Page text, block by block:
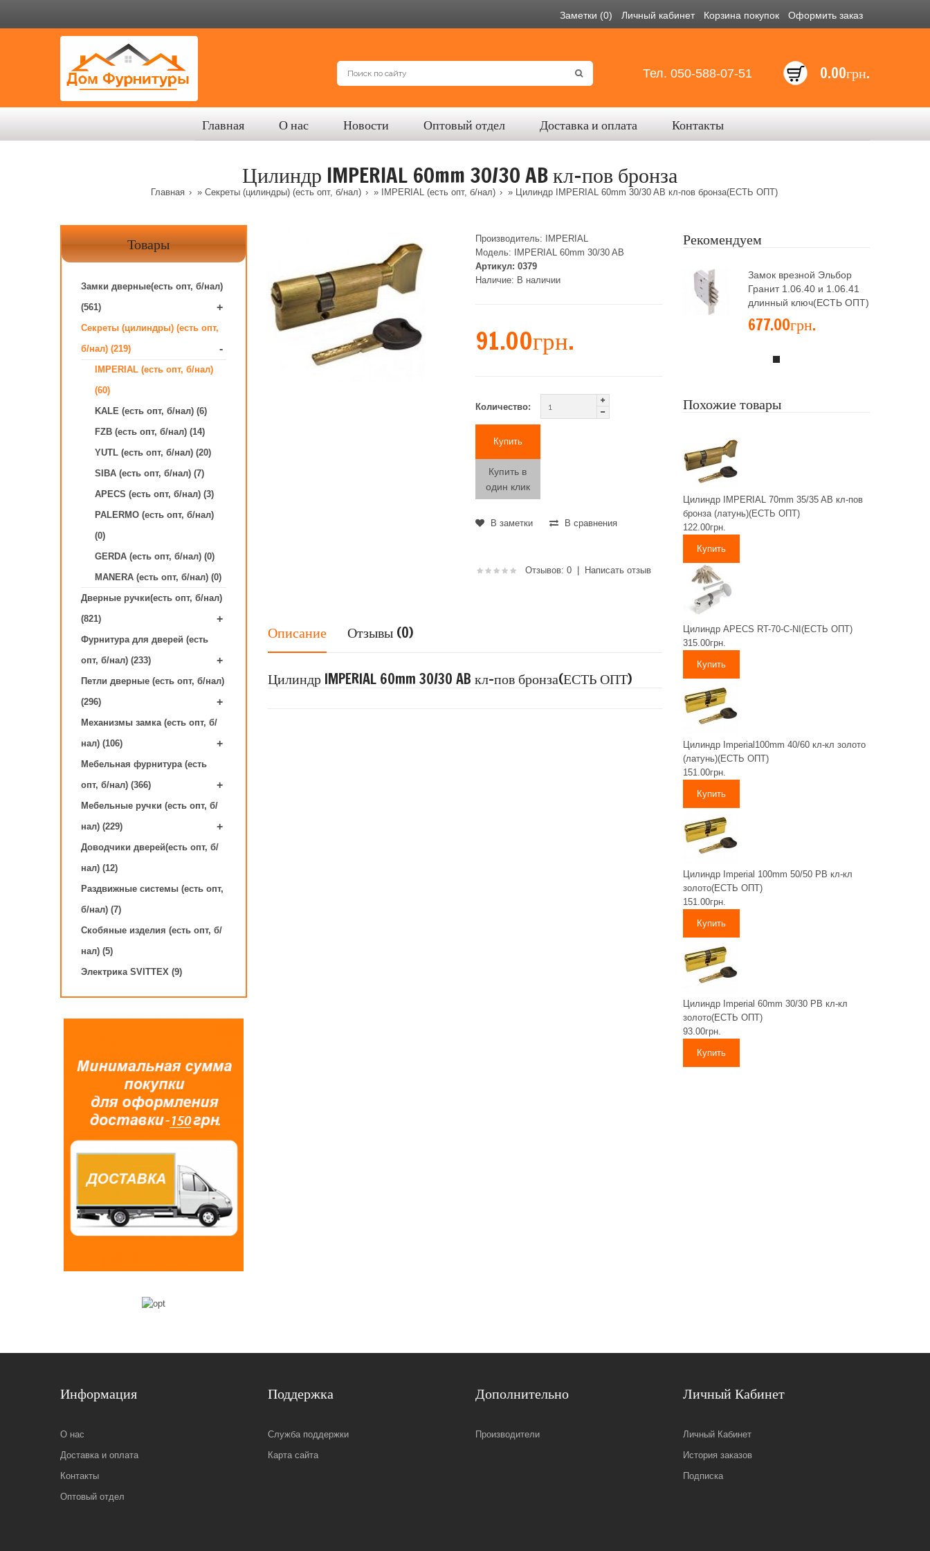
Заметки (0) Личный кабинет Корзина покупок Оформить заказ
Тел. 050-588-07-51 0.00грн.
Главная О нас Новости Оптовый отдел Доставка и оплата Контакты
Цилиндр IMPERIAL 60mm 30/30 AB кл-пов бронза
Главная » Секреты (цилиндры) (есть опт, б/нал) » IMPERIAL (есть опт, б/нал) » Цилиндр IMPERIAL 60mm 30/30 AB кл-пов бронза(ЕСТЬ ОПТ)
Товары
Замки дверные(есть опт, б/нал)
(561)
+
Секреты (цилиндры) (есть опт,
б/нал) (219)
-
IMPERIAL (есть опт, б/нал)
(60)
KALE (есть опт, б/нал) (6)
FZB (есть опт, б/нал) (14)
YUTL (есть опт, б/нал) (20)
SIBA (есть опт, б/нал) (7)
APECS (есть опт, б/нал) (3)
PALERMO (есть опт, б/нал)
(0)
GERDA (есть опт, б/нал) (0)
MANERA (есть опт, б/нал) (0)
Дверные ручки(есть опт, б/нал)
(821)
+
Фурнитура для дверей (есть
опт, б/нал) (233)
+
Петли дверные (есть опт, б/нал)
(296)
+
Механизмы замка (есть опт, б/
нал) (106)
+
Мебельная фурнитура (есть
опт, б/нал) (366)
+
Мебельные ручки (есть опт, б/
нал) (229)
+
Доводчики дверей(есть опт, б/
нал) (12)
Раздвижные системы (есть опт,
б/нал) (7)
Скобяные изделия (есть опт, б/
нал) (5)
Электрика SVITTEX (9)
Производитель:
IMPERIAL
Модель: IMPERIAL 60mm 30/30 AB
Артикул: 0379
Наличие: В наличии
91.00грн.
Количество:
Купить в
один клик
В заметки В сравнения
Отзывов: 0| Написать отзыв
Описание Отзывы (0)
Цилиндр IMPERIAL 60mm 30/30 AB кл-пов бронза(ЕСТЬ ОПТ)
Рекомендуем
Замок врезной Эльбор
Гранит 1.06.40 и 1.06.41
длинный ключ(ЕСТЬ ОПТ)
677.00грн.
Похожие товары
Цилиндр IMPERIAL 70mm 35/35 AB кл-пов
бронза (латунь)(ЕСТЬ ОПТ)
122.00грн.
Цилиндр APECS RT-70-C-NI(ЕСТЬ ОПТ)
315.00грн.
Цилиндр Imperial100mm 40/60 кл-кл золото
(латунь)(ЕСТЬ ОПТ)
151.00грн.
Цилиндр Imperial 100mm 50/50 PB кл-кл
золото(ЕСТЬ ОПТ)
151.00грн.
Цилиндр Imperial 60mm 30/30 PB кл-кл
золото(ЕСТЬ ОПТ)
93.00грн.
Информация
О нас
Доставка и оплата
Контакты
Оптовый отдел
Поддержка
Служба поддержки
Карта сайта
Дополнительно
Производители
Личный Кабинет
Личный Кабинет
История заказов
Подписка